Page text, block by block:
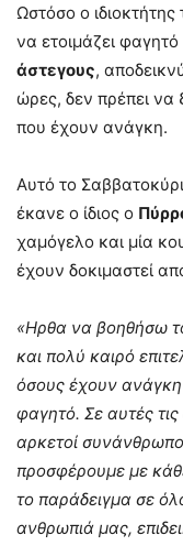
Ωστόσο ο ιδιοκτήτης
να ετοιμάζει
άστεγους,
ώρες, δεν πρέπει
που έχουν ανάγκη.
Αυτό το
έκανε ο ίδιος ο
χαμόγελο και μία
έχουν δοκιμαστεί
«Ηρθα να βοηθήσω
και πολύ καιρό
όσους έχουν ανάγκη
φαγητό. Σε αυτές
αρκετοί
προσφέρουμε με
το παράδειγμα σε
ανθρωπιά μας,